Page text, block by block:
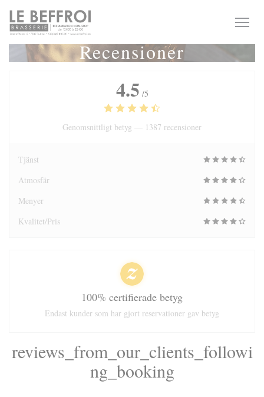
Cookie- hanteringspanel
Recensioner
reviews_from_our_clients_followi
ng_booking
4.5 /5
Genomsnittligt betyg — 1387 recensioner
Tjänst
Atmosfär
Menyer
Kvalitet/Pris
100% certifierade betyg
Endast kunder som har gjort reservationer gav betyg